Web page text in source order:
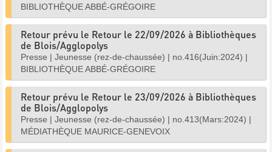
BIBLIOTHÈQUE ABBÉ-GRÉGOIRE
Retour prévu le Retour le 22/09/2026 à Bibliothèques
de Blois/Agglopolys
Presse | Jeunesse (rez-de-chaussée) | no.416(Juin:2024) |
BIBLIOTHÈQUE ABBÉ-GRÉGOIRE
Retour prévu le Retour le 23/09/2026 à Bibliothèques
de Blois/Agglopolys
Presse | Jeunesse (rez-de-chaussée) | no.413(Mars:2024) |
MÉDIATHÈQUE MAURICE-GENEVOIX